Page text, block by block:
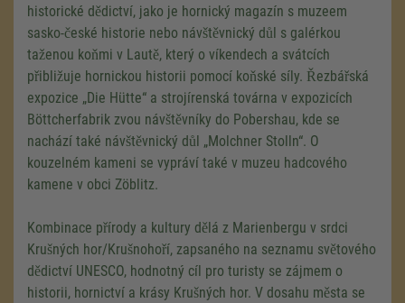
historické dědictví, jako je hornický magazín s muzeem
sasko-české historie nebo návštěvnický důl s galérkou
taženou koňmi v Lautě, který o víkendech a svátcích
přibližuje hornickou historii pomocí koňské síly. Řezbářská
expozice „Die Hütte“ a strojírenská továrna v expozicích
Böttcherfabrik zvou návštěvníky do Pobershau, kde se
nachází také návštěvnický důl „Molchner Stolln“. O
kouzelném kameni se vypráví také v muzeu hadcového
kamene v obci Zöblitz.
Kombinace přírody a kultury dělá z Marienbergu v srdci
Krušných hor/Krušnohoří, zapsaného na seznamu světového
dědictví UNESCO, hodnotný cíl pro turisty se zájmem o
historii, hornictví a krásy Krušných hor. V dosahu města se